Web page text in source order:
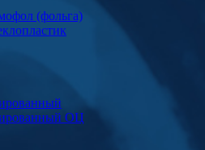
(фольга)
ОЦ